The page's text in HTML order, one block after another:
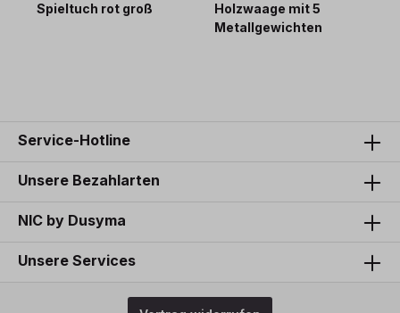
Spieltuch rot groß
Holzwaage mit 5
Metallgewichten
Service-Hotline
Unsere Bezahlarten
NIC by Dusyma
Unsere Services